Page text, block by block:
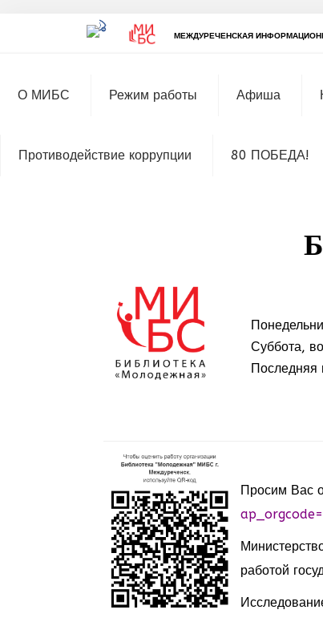
МЕЖДУРЕЧЕНСКАЯ
О МИБС Режим работы Афиша
Противодействие коррупции 80 ПОБЕДА!
Суббота,
Последняя
Просим Вас
работой